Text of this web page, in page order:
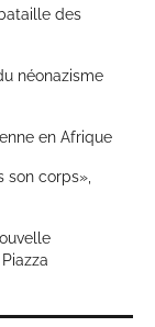
des
néonazisme
en Afrique
son corps»,